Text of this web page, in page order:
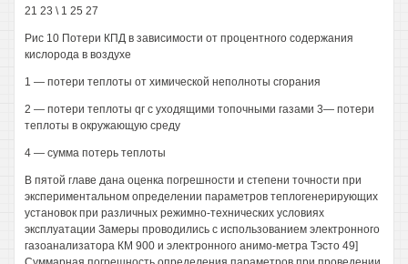
21 23 \ 1 25 27
Рис 10 Потери КПД в зависимости от процентного содержания
кислорода в воздухе
1 — потери теплоты от химической неполноты сгорания
2 — потери теплоты qг с уходящими топочными газами 3— потери
теплоты в окружающую среду
4 — сумма потерь теплоты
В пятой главе дана оценка погрешности и степени точности при
экспериментальном определении параметров теплогенерирующих
установок при различных режимно-технических условиях
эксплуатации Замеры проводились с использованием электронного
газоанализатора КМ 900 и электронного анимо-метра Тэсто 49]